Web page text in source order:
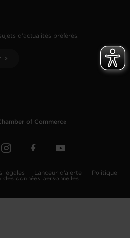
d’actualités préférés.
of Commerce
légales Lanceur d'alerte
Politique
données personnelles